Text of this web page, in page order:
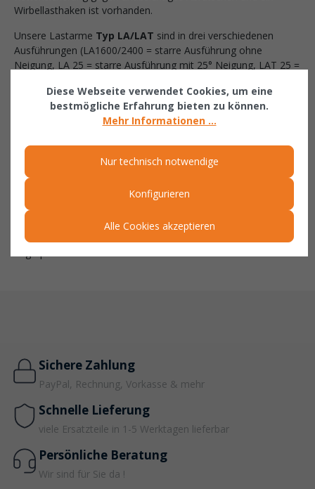
Wirbellasthaken ist vorhanden.
Unsere Lastarme Typ LA/LAT sind in drei verschiedenen
Ausführungen (LA1600/2400 = starre Ausführung ohne
Neigung, LA 25 = starre Ausführung mit 25° Neigung, LAT 25 =
Grundlängen (1600 mm oder 2400 mm), drei verschiedenen
Tragfähigkeiten ( 1000, 2500 oder 5000 kg) sowie in fünf
verschiedenen Farben (RAL 2000, RAL 3000, RAL 5012,
erhältlich.
Insgesamt ist der Lastarm Typ LA/ LAT, von Bauer Südlohn,
ein zuverlässiges und leistungsstarkes Produkt made in
Germany.
Eigenschaften und vielseitigen Anpassungsmöglichkeiten ist er
eine wertvolle Unterstützung für die Logistik- und
Sichere Zahlung
PayPal, Rechnung, Vorkasse & mehr
Schnelle Lieferung
viele Ersatzteile in 1-5 Werktagen lieferbar
Persönliche Beratung
Wir sind für Sie da !
Diese Webseite verwendet Cookies, um eine
bestmögliche Erfahrung bieten zu können.
Mehr Informationen ...
Nur technisch notwendige
Konfigurieren
Alle Cookies akzeptieren